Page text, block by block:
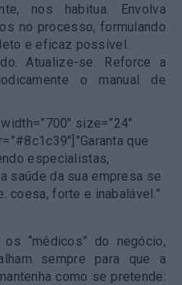
nos habitua. Envolva
no processo, formulando
e eficaz possível.
. Atualize-se. Reforce a
o manual de
size=”24″
que
especialistas,
saúde da sua empresa se
coesa, forte e inabalável.”
“médicos” do negócio,
sempre para que a
como se pretende: